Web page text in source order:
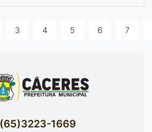
3 4 5 6 7
(65)3223-1669